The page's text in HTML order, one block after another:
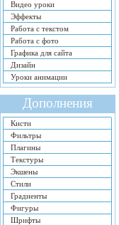
Видео уроки
Эффекты
Работа с текстом
Работа с фото
Графика для сайта
Дизайн
Уроки анимации
Дополнения
Кисти
Фильтры
Плагины
Текстуры
Экшены
Стили
Градиенты
Фигуры
Шрифты